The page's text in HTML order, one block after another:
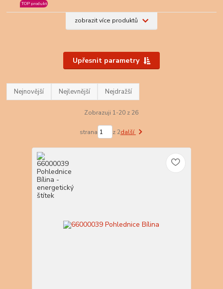
TOP produkt
zobrazit více produktů
Upřesnit parametry
Nejnovější Nejlevnější Nejdražší
Zobrazuji 1-20 z 26
strana z 2další